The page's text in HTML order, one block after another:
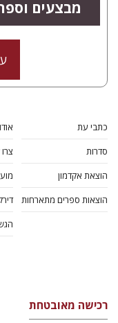
מבצעים
כתבי עת
סדרות
הוצאת אקדמון
הוצאות ספרים מתארחות
רכישה מאובטחת